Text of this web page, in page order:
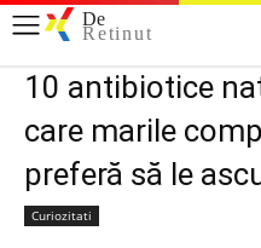
De
Retinut
10 antibiotice
care marile
preferă să le
Curiozitati